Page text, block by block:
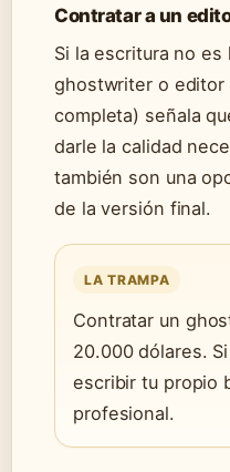
Contratar a un
Si la escritura no
ghostwriter o editor
completa) señala
darle la calidad
también son una
de la versión final.
LA TRAMPA
Contratar un
20.000 dólares.
escribir tu propio
profesional.